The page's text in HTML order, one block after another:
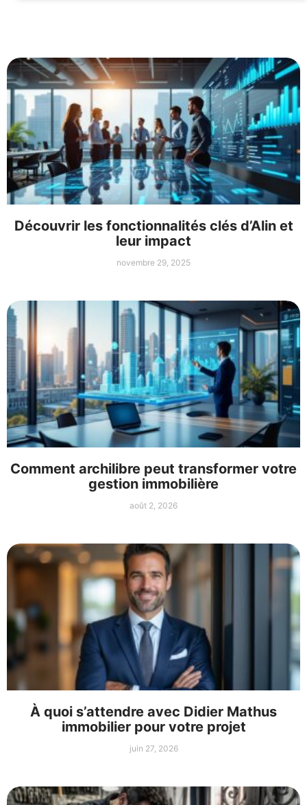
Découvrir les fonctionnalités clés d’Alin et
leur impact
novembre 29, 2025
Comment archilibre peut transformer votre
gestion immobilière
août 2, 2026
À quoi s’attendre avec Didier Mathus
immobilier pour votre projet
juin 27, 2026